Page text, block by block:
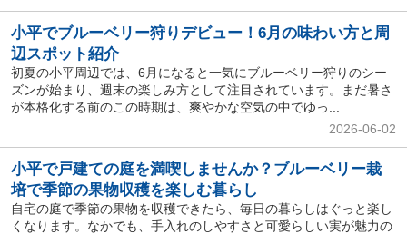
小平でブルーベリー狩りデビュー！6月の味わい方と周
辺スポット紹介
初夏の小平周辺では、6月になると一気にブルーベリー狩りのシー
ズンが始まり、週末の楽しみ方として注目されています。まだ暑さ
が本格化する前のこの時期は、爽やかな空気の中でゆっ...
2026-06-02
小平で戸建ての庭を満喫しませんか？ブルーベリー栽
培で季節の果物収穫を楽しむ暮らし
自宅の庭で季節の果物を収穫できたら、毎日の暮らしはぐっと楽し
くなります。なかでも、手入れのしやすさと可愛らしい実が魅力の